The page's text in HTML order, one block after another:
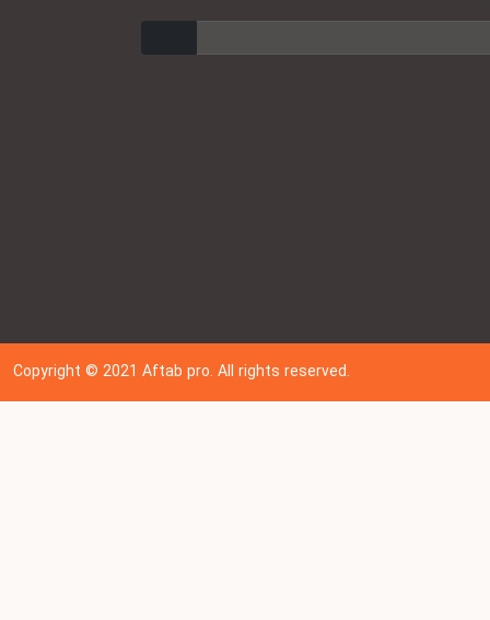
Copyright © 202 1Aftab pro. All rights reserved.